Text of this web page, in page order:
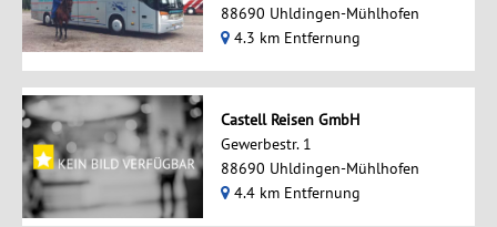
88690 Uhldingen-Mühlhofen
4.3 km Entfernung
Castell Reisen GmbH
Gewerbestr. 1
88690 Uhldingen-Mühlhofen
4.4 km Entfernung